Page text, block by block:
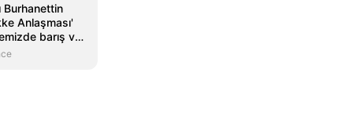
Burhanettin
Anlaşması'
barış ve
önemli